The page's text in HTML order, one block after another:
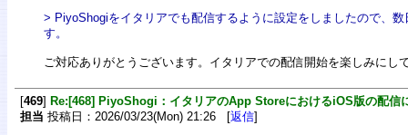
> PiyoShogiをイタリアでも配信するように設定をしましたので、
す。
ご対応ありがとうございます。イタリアでの配信開始を楽しみにし
[469] Re:[468] PiyoShogi：イタリアのApp StoreにおけるiOS版の配信
担当 投稿日：2026/03/23(Mon) 21:26 [返信]